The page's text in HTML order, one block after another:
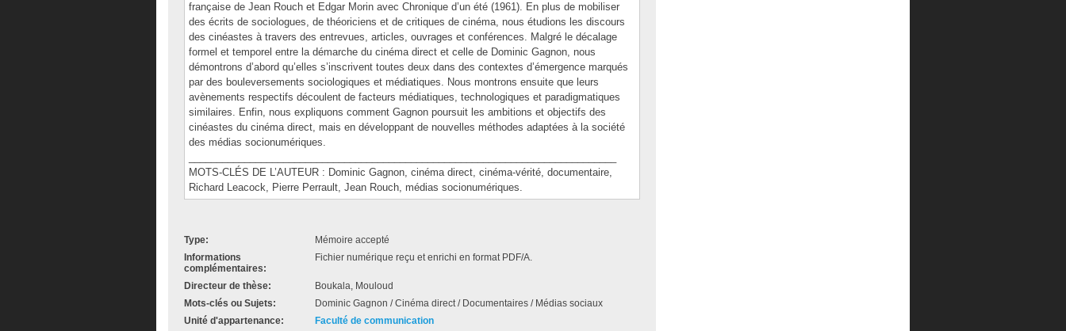
française de Jean Rouch et Edgar Morin avec Chronique d’un été (1961). En plus de mobiliser
des écrits de sociologues, de théoriciens et de critiques de cinéma, nous étudions les discours
des cinéastes à travers des entrevues, articles, ouvrages et conférences. Malgré le décalage
formel et temporel entre la démarche du cinéma direct et celle de Dominic Gagnon, nous
démontrons d’abord qu’elles s’inscrivent toutes deux dans des contextes d’émergence marqués
par des bouleversements sociologiques et médiatiques. Nous montrons ensuite que leurs
avènements respectifs découlent de facteurs médiatiques, technologiques et paradigmatiques
similaires. Enfin, nous expliquons comment Gagnon poursuit les ambitions et objectifs des
cinéastes du cinéma direct, mais en développant de nouvelles méthodes adaptées à la société
des médias socionumériques.
MOTS-CLÉS DE L’AUTEUR : Dominic Gagnon, cinéma direct, cinéma-vérité, documentaire,
Richard Leacock, Pierre Perrault, Jean Rouch, médias socionumériques.
Type:
Mémoire accepté
Informations
complémentaires:
Fichier numérique reçu et enrichi en format PDF/A.
Directeur de thèse:
Boukala, Mouloud
Mots-clés ou Sujets:
Dominic Gagnon / Cinéma direct / Documentaires / Médias sociaux
Unité d'appartenance:
Faculté de communication